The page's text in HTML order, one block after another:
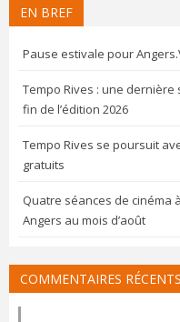
EN BREF
Pause estivale pour
Tempo Rives : une
fin de l’édition 2026
Tempo Rives se poursuit
gratuits
Quatre séances de cinéma
Angers au mois d’août
COMMENTAIRES RÉCENTS